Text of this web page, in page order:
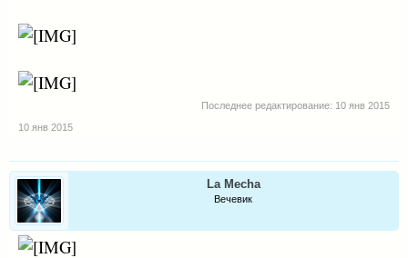
Последнее редактирование: 10 янв 2015
10 янв 2015
La Mecha
Вечевик